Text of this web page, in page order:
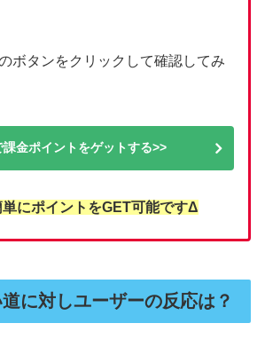
ボタンをクリックして確認してみ
課金ポイントをゲットする>>
にポイントをGET可能ですΔ
に対しユーザーの反応は？